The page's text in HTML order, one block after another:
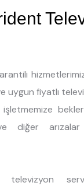
uygun fiyatlı
diğer
televizyon